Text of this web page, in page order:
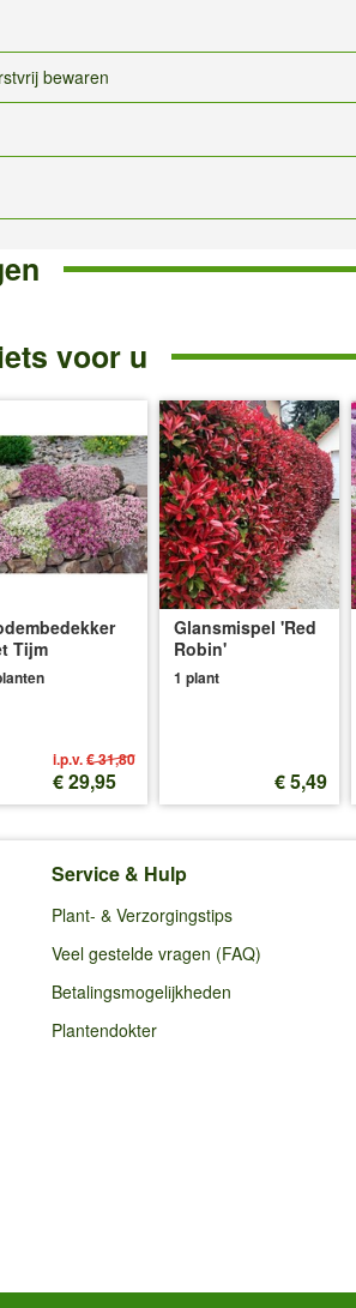
bewaren
voor u
Tijm
i.p.v.€ 31,80
€ 29,95
Glansmispel 'Red
Robin'
1 plant
€ 5,49
Service & Hulp
Plant- & Verzorgingstips
Veel gestelde vragen (FAQ)
Betalingsmogelijkheden
Plantendokter